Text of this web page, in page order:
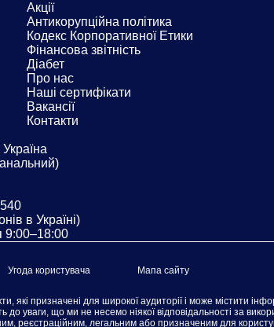
Акції
Антикорупційна політика
Кодекс Корпоративної Етики
Фінансова звітність
Діабет
Про нас
Наші сертифікати
Вакансії
Контакти
в Україні)
9:00–18:00
Угода користувача Мапа сайту
які призначені для широкої аудиторії і може містити
до уваги, що ми не несемо ніякої відповідальності за
реєстраційним, легальним або призначеним для